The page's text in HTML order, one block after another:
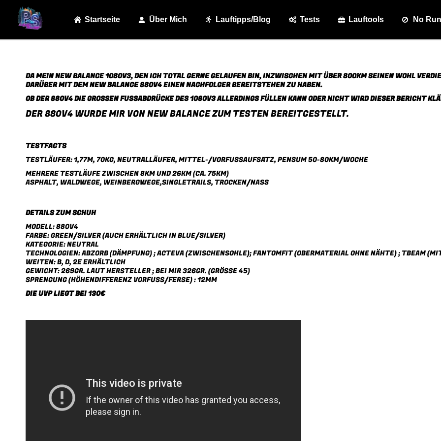
Startseite Über Mich Lauftipps/Blog Tests Lauftools No Run
DA MEINNEW BALANCE 1080V3, DEN ICH TOTAL GERNE GELAUFEN BIN, INZWISCHEN MIT ÜBER 800KM SEINEN WOHL
DARÜBER MIT DEMNEW BALANCE 880V4EINEN NACHFOLGER BEREITSTEHEN ZU HABEN.
OB DER 880V4 DIE GROSSEN FUSSABDRÜCKE DES 1080V3ALLERDINGS FÜLLEN KANN ODER NICHT WIRD DIESER BERICHT
DER 880V4 WURDE MIR VON NEW BALANCE ZUM TESTEN BEREITGESTELLT.
TESTFACTS
TESTLÄUFER: 1,77M, 70KG, NEUTRALLÄUFER, MITTEL-/VORFUSSAUFSATZ, PENSUM 50-80KM/WOCHE
MEHRERE TESTLÄUFE ZWISCHEN 8KM UND 26KM (CA. 75KM)
ASPHALT, WALDWEGE, WEINBERGWEGE,SINGLETRAILS, TROCKEN/NASS
DETAILS ZUM SCHUH
MODELL: 880V4
FARBE: GREEN/SILVER (AUCH ERHÄLTLICH IN BLUE/SILVER)
KATEGORIE: NEUTRAL
TECHNOLOGIEN: ABZORB (DÄMPFUNG) ; ACTEVA (ZWISCHENSOHLE); FANTOMFIT (OBERMATERIAL OHNE NÄHTE) ; TBEAM
WEITEN: B, D, 2E ERHÄLTLICH
GEWICHT: 269GR. LAUT HERSTELLER ; BEI MIR 326GR. (GRÖSSE 45)
SPRENGUNG (HÖHENDIFFERENZ VORFUSS/FERSE) : 12MM
DIE UVP LIEGT BEI 130€